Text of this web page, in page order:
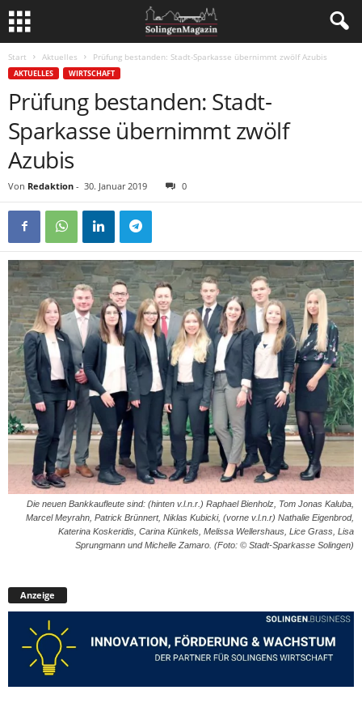
Start Aktuelles Prüfung bestanden: Stadt-Sparkasse übernimmt zwölf Azubis
AKTUELLES WIRTSCHAFT
Prüfung bestanden: Stadt-
Sparkasse übernimmt zwölf
Azubis
Von Redaktion - 30. Januar 2019 0
Die neuen Bankkaufleute sind: (hinten v.l.n.r.) Raphael Bienholz, Tom Jonas Kaluba,
Marcel Meyrahn, Patrick Brünnert, Niklas Kubicki, (vorne v.l.n.r) Nathalie Eigenbrod,
Katerina Koskeridis, Carina Künkels, Melissa Wellershaus, Lice Grass, Lisa
Sprungmann und Michelle Zamaro. (Foto: © Stadt-Sparkasse Solingen)
Anzeige